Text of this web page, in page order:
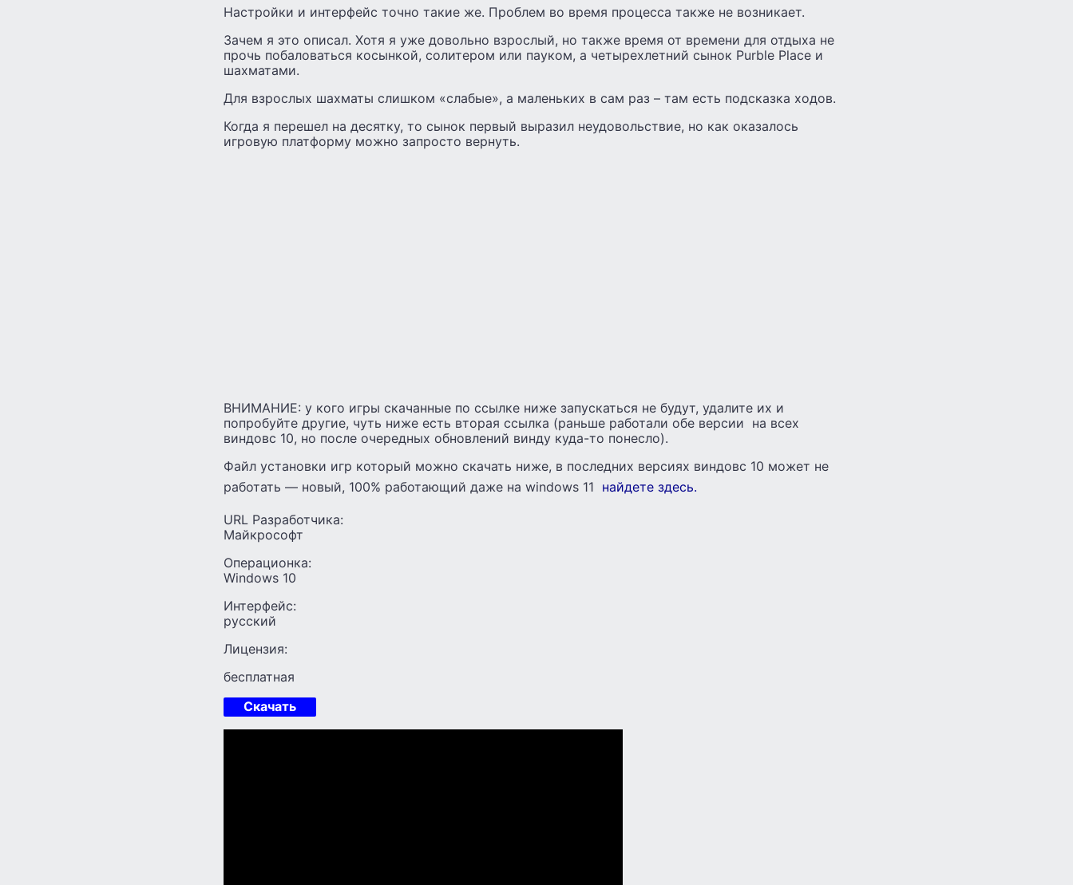
Настройки и интерфейс точно такие же. Проблем во время процесса также не возникает.
Зачем я это описал. Хотя я уже довольно взрослый, но также время от времени для отдыха не
прочь побаловаться косынкой, солитером или пауком, а четырехлетний сынок Purble Place и
шахматами.
Для взрослых шахматы слишком «слабые», а маленьких в сам раз – там есть подсказка ходов.
Когда я перешел на десятку, то сынок первый выразил неудовольствие, но как оказалось
игровую платформу можно запросто вернуть.
ВНИМАНИЕ: у кого игры скачанные по ссылке ниже запускаться не будут, удалите их и
попробуйте другие, чуть ниже есть вторая ссылка (раньше работали обе версии на всех
виндовс 10, но после очередных обновлений винду куда-то понесло).
Файл установки игр который можно скачать ниже, в последних версиях виндовс 10 может не
работать — новый, 100% работающий даже на windows 11 найдете здесь.
URL Разработчика:
Майкрософт
Операционка:
Windows 10
Интерфейс:
русский
Лицензия:
бесплатная
Скачать